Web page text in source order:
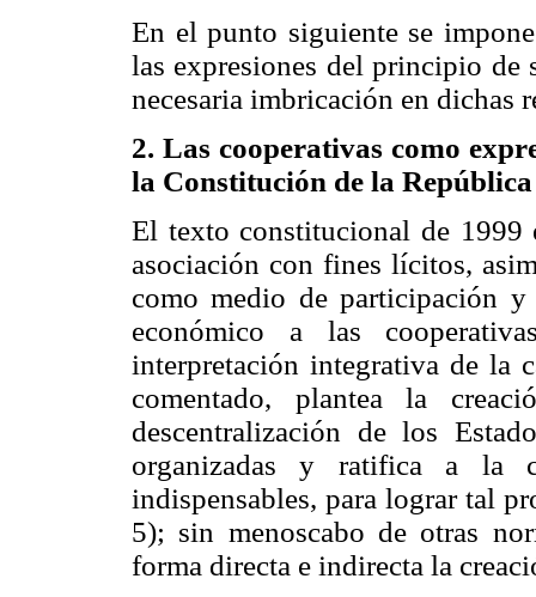
En el punto siguiente se
las expresiones del principio de
necesaria imbricación en dichas
2. Las cooperativas como
la Constitución de la
El texto constitucional de 1999
asociación con fines lícitos,
como medio de participación
económico a las
interpretación integrativa de la
comentado, plantea la
descentralización de los
organizadas y ratifica a la
indispensables, para lograr tal
5); sin menoscabo de otras
forma directa e indirecta la